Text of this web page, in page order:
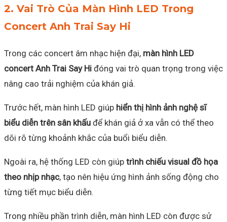
2. Vai Trò Của Màn Hình LED Trong
Concert Anh Trai Say Hi
Trong các concert âm nhạc hiện đại, màn hình LED
concert Anh Trai Say Hi đóng vai trò quan trọng trong việc
nâng cao trải nghiệm của khán giả.
Trước hết, màn hình LED giúp hiển thị hình ảnh nghệ sĩ
biểu diễn trên sân khấu để khán giả ở xa vẫn có thể theo
dõi rõ từng khoảnh khắc của buổi biểu diễn.
Ngoài ra, hệ thống LED còn giúp trình chiếu visual đồ họa
theo nhịp nhạc, tạo nên hiệu ứng hình ảnh sống động cho
từng tiết mục biểu diễn.
Trong nhiều phần trình diễn, màn hình LED còn được sử